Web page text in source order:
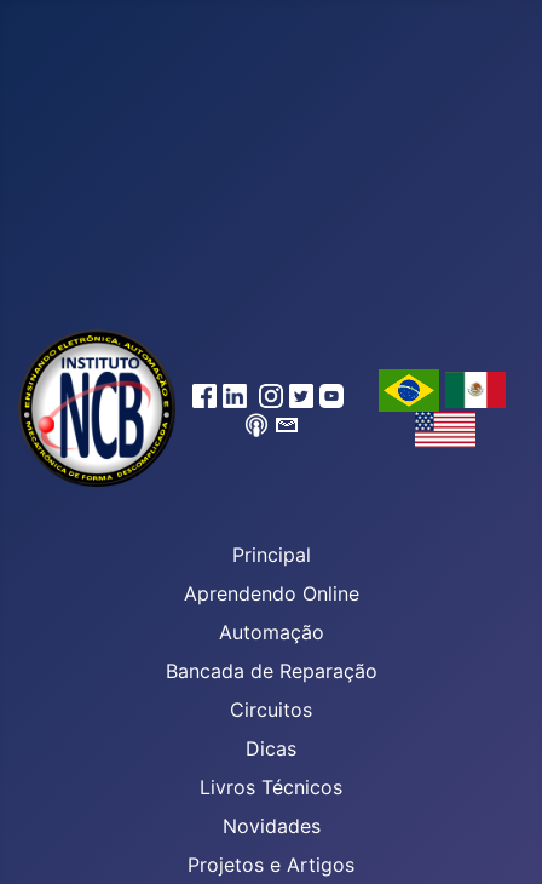
Principal
Aprendendo Online
Automação
Bancada de Reparação
Circuitos
Dicas
Livros Técnicos
Novidades
Projetos e Artigos